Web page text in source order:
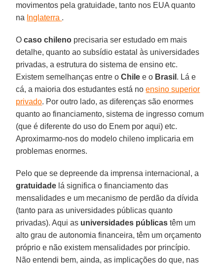
movimentos pela gratuidade, tanto nos EUA quanto
na Inglaterra .
Ocaso chileno precisaria ser estudado em mais
detalhe, quanto ao subsídio estatal às universidades
privadas, a estrutura do sistema de ensino etc.
Existem semelhanças entre oChile e o Brasil . Lá e
cá, a maioria dos estudantes está noensino superior
privado. Por outro lado, as diferenças são enormes
quanto ao financiamento, sistema de ingresso comum
(que é diferente do uso do Enem por aqui) etc.
Aproximarmo-nos do modelo chileno implicaria em
problemas enormes.
Pelo que se depreende da imprensa internacional, a
gratuidade lá significa o financiamento das
mensalidades e um mecanismo de perdão da dívida
(tanto para as universidades públicas quanto
privadas). Aqui as universidades públicas têm um
alto grau de autonomia financeira, têm um orçamento
próprio e não existem mensalidades por princípio.
Não entendi bem, ainda, as implicações do que, nas